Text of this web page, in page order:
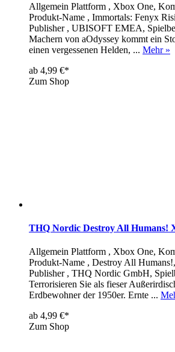
Allgemein Plattform , Xbox One,
Produkt-Name , Immortals: Fenyx
Publisher , UBISOFT EMEA,
Machern von aOdyssey kommt ein
einen vergessenen Helden, ... Mehr »
ab 4,99 €*
Zum Shop
THQ Nordic Destroy All Humans!
Allgemein Plattform , Xbox One,
Produkt-Name , Destroy All
Publisher , THQ Nordic GmbH,
Terrorisieren Sie als fieser
Erdbewohner der 1950er. Ernte ...
ab 4,99 €*
Zum Shop